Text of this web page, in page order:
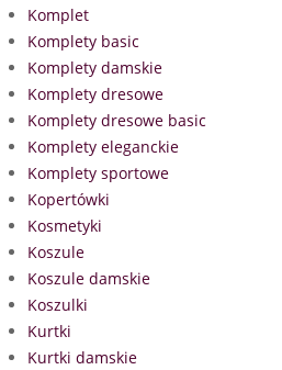
Komplet
Komplety basic
Komplety damskie
Komplety dresowe
Komplety dresowe basic
Komplety eleganckie
Komplety sportowe
Kopertówki
Kosmetyki
Koszule
Koszule damskie
Koszulki
Kurtki
Kurtki damskie